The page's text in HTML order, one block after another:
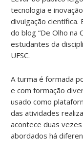
tecnologia e
divulgação
do blog “De Olho na
estudantes da
UFSC.
A turma é formada
e com formação
usado como
das atividades
acontece duas
abordados há